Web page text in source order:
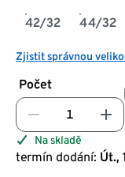
42/32 44/32
Zjistit správnou
Počet
Na skladě
termín dodání: Út.,